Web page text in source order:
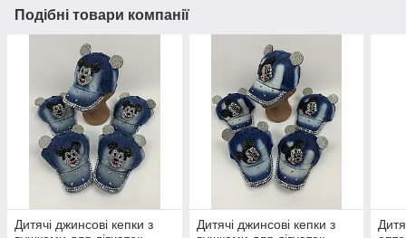
Подібні товари компанії
Дитячі джинсові кепки з
Дитячі джинсові кепки з